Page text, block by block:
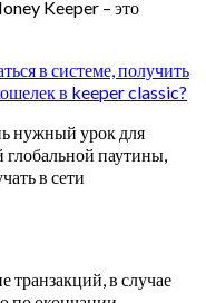
Keeper – это
в системе, получить
в keeper classic?
нужный урок для
глобальной паутины,
в сети
в случае